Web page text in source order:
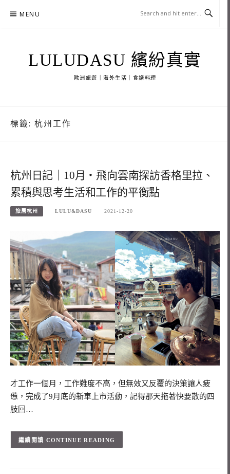
MENU
LULUDASU 繽紛真實
歐洲旅遊｜海外生活｜食譜料理
標籤: 杭州工作
杭州日記｜10月・飛向雲南探訪香格里拉、
累積與思考生活和工作的平衡點
旅居杭州 LULU&DASU 2021-12-20
才工作一個月，工作難度不高，但無效又反覆的決策讓人疲
憊，完成了9月底的新車上市活動，記得那天拖著快要散的四
肢回…
CONTINUE READING